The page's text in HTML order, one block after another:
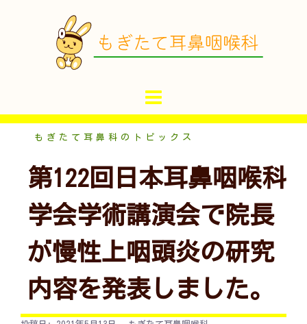
もぎたて耳鼻科のトピックス
第122回日本耳鼻咽喉科
学会学術講演会で院長
が慢性上咽頭炎の研究
内容を発表しました。